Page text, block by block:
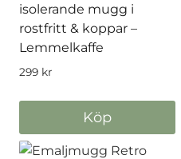
isolerande mugg i
rostfritt & koppar –
Lemmelkaffe
299 kr
Köp